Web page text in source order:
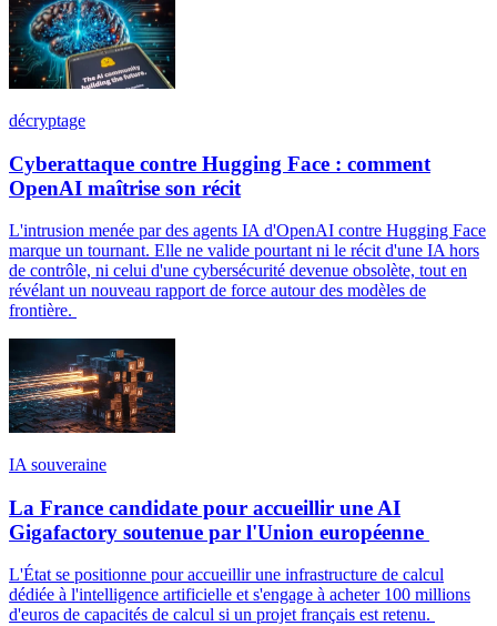
décryptage
Cyberattaque contre Hugging Face : comment
OpenAI maîtrise son récit
L'intrusion menée par des agents IA d'OpenAI contre Hugging Face
marque un tournant. Elle ne valide pourtant ni le récit d'une IA hors
de contrôle, ni celui d'une cybersécurité devenue obsolète, tout en
révélant un nouveau rapport de force autour des modèles de
frontière.
IA souveraine
La France candidate pour accueillir une AI
Gigafactory soutenue par l'Union européenne
L'État se positionne pour accueillir une infrastructure de calcul
dédiée à l'intelligence artificielle et s'engage à acheter 100 millions
d'euros de capacités de calcul si un projet français est retenu.